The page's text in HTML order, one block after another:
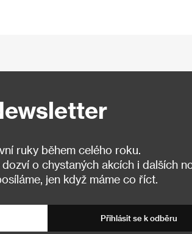
ruky během celého roku.
o chystaných akcích i dalších
jen když máme co říct.
Přihlásit se k odběru